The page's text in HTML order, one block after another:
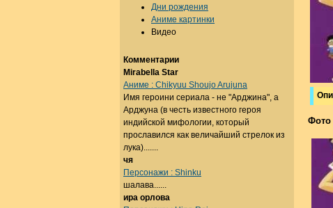
Фото
Дни рождения
Аниме картинки
Видео
Комментарии
Mirabella Star
Аниме : Chikyuu Shoujo Arujuna
Имя героини сериала - не "Арджина", а
Арджуна (в честь известного героя
индийской мифологии, который
прославился как величайший стрелок из
лука).......
чя
Персонажи : Shinku
шалава......
ира орлова